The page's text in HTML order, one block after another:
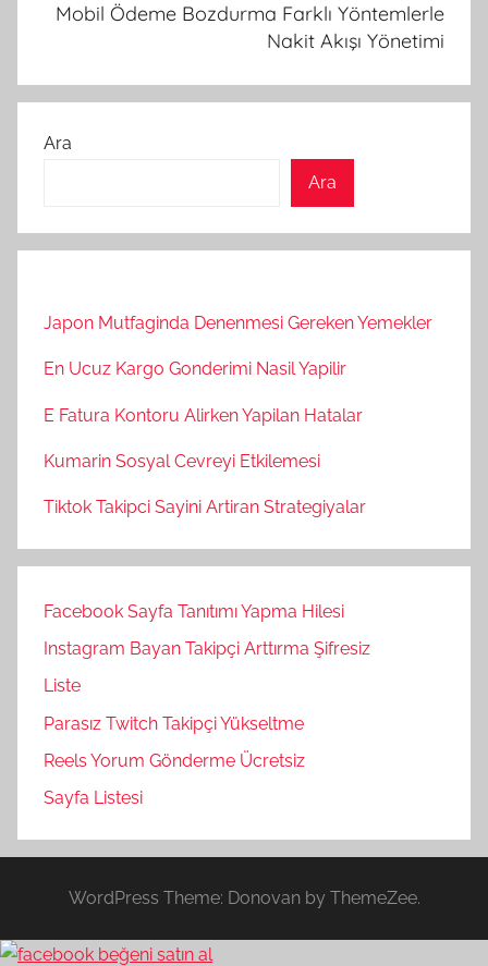
Mobil Ödeme Bozdurma Farklı Yöntemlerle
Nakit Akışı Yönetimi
Ara
Ara
Japon Mutfaginda Denenmesi Gereken Yemekler
En Ucuz Kargo Gonderimi Nasil Yapilir
E Fatura Kontoru Alirken Yapilan Hatalar
Kumarin Sosyal Cevreyi Etkilemesi
Tiktok Takipci Sayini Artiran Strategiyalar
Facebook Sayfa Tanıtımı Yapma Hilesi
Instagram Bayan Takipçi Arttırma Şifresiz
Liste
Parasız Twitch Takipçi Yükseltme
Reels Yorum Gönderme Ücretsiz
Sayfa Listesi
WordPress Theme: Donovan by ThemeZee.